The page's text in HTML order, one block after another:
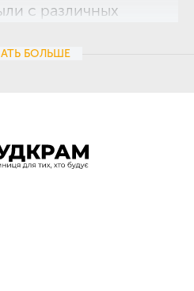
с различных
скорость работы,
минимоек
долгий срок
и сил,
БОЛЬШЕ